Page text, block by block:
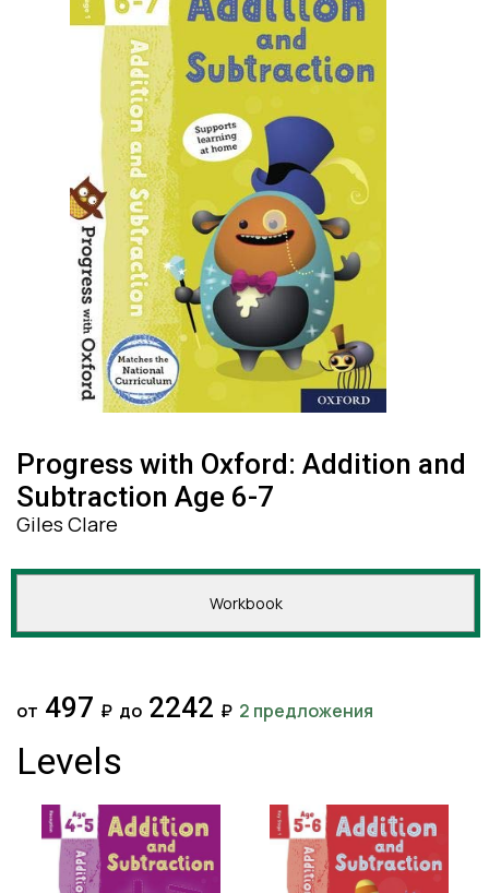
Progress with Oxford: Addition and
Subtraction Age 6-7
Giles Clare
Workbook
от 497 ₽ до 2242 ₽ 2 предложения
Levels